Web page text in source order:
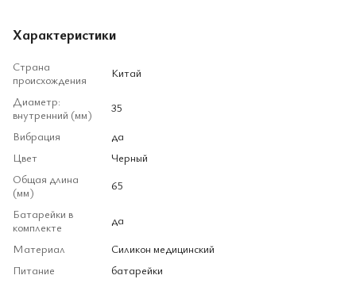
Характеристики
Страна
происхождения
Китай
Диаметр:
внутренний (мм)
35
Вибрация
да
Цвет
Черный
Общая длина
(мм)
65
Батарейки в
комплекте
да
Материал
Силикон медицинский
Питание
батарейки